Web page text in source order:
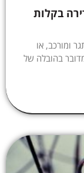
ומורכב, או
בהובלה של